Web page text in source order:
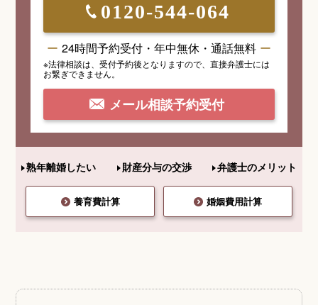
0120-544-064
24時間予約受付・年中無休・通話無料
※法律相談は、受付予約後となりますので、 直接弁護士には
お繋ぎできません。
メール相談予約受付
熟年離婚したい 財産分与の交渉 弁護士のメリット
養育費計算 婚姻費用計算